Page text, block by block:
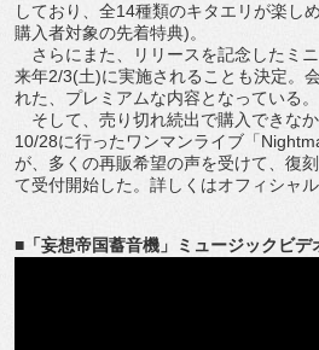
しており、全14種類のキタエリが楽し
購入者対象の先着特典)。
さらにまた、リリースを記念したミ
来年2/3(土)に実施されることも決定。
れた、プレミアムな内容となっている。
そして、売り切れ続出で購入できなか
10/28に行ったワンマンライブ「
が、多くの再販希望の声を受けて、復
て受付開始した。詳しくはオフィシャ
■「妄想帝国蓄音機」ミュージックビ